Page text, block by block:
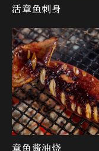
活章鱼刺身
章鱼酱油烧